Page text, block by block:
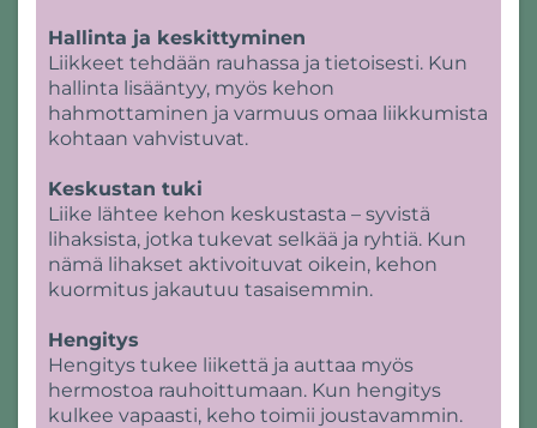
Hallinta ja keskittyminen
Liikkeet tehdään rauhassa ja tietoisesti. Kun
hallinta lisääntyy, myös kehon
hahmottaminen ja varmuus omaa liikkumista
kohtaan vahvistuvat.
Keskustan tuki
Liike lähtee kehon keskustasta – syvistä
lihaksista, jotka tukevat selkää ja ryhtiä. Kun
nämä lihakset aktivoituvat oikein, kehon
kuormitus jakautuu tasaisemmin.
Hengitys
Hengitys tukee liikettä ja auttaa myös
hermostoa rauhoittumaan. Kun hengitys
kulkee vapaasti, keho toimii joustavammin.